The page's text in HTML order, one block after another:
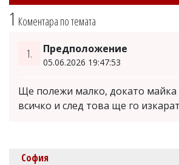
1 Коментара по темата
1. Предположение
05.06.2026 19:47:53
Ще полежи малко, докато майка
всичко и след това ще го изкарат
София